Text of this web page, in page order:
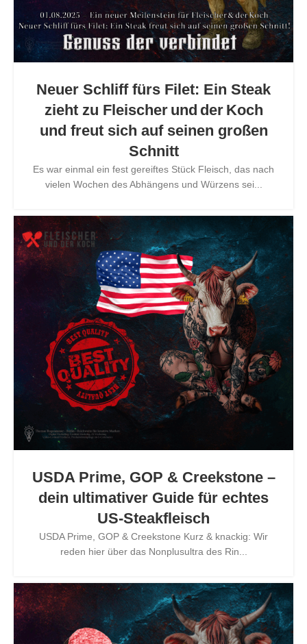
Neuer Schliff fürs Filet: Ein Steak
zieht zu Fleischer und der Koch
und freut sich auf seinen großen
Schnitt
Es war einmal ein fest gereiftes Stück Fleisch, das nach
vielen Wochen des Abhängens und Würzens sei...
USDA Prime, GOP & Creekstone –
dein ultimativer Guide für echtes
US-Steakfleisch
USDA Prime, GOP & Creekstone Kurz & knackig: Wir
reden hier über das Nonplusultra des Rin...